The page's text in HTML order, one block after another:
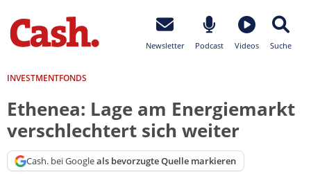
Newsletter Podcast Videos Suche
INVESTMENTFONDS
Ethenea: Lage am Energiemarkt
verschlechtert sich weiter
Cash. bei Googleals bevorzugte Quelle markieren